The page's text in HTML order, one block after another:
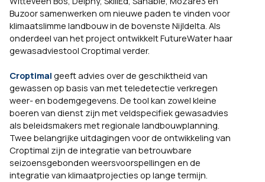
Buzoor samenwerken om nieuwe paden te vinden voor
klimaatslimme landbouw in de bovenste Nijldelta. Als
onderdeel van het project ontwikkelt FutureWater haar
gewasadviestool Croptimal verder.
Croptimal geeft advies over de geschiktheid van
gewassen op basis van met teledetectie verkregen
weer- en bodemgegevens. De tool kan zowel kleine
boeren van dienst zijn met veldspecifiek gewasadvies
als beleidsmakers met regionale landbouwplanning.
Twee belangrijke uitdagingen voor de ontwikkeling van
Croptimal zijn de integratie van betrouwbare
seizoensgebonden weersvoorspellingen en de
integratie van klimaatprojecties op lange termijn.